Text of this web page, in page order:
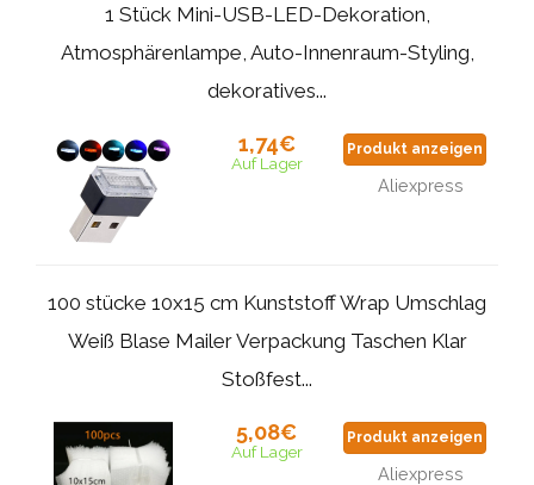
1 Stück Mini-USB-LED-Dekoration,
Atmosphärenlampe, Auto-Innenraum-Styling,
dekoratives...
1,74€
Auf Lager
Produkt anzeigen
Aliexpress
100 stücke 10x15 cm Kunststoff Wrap Umschlag
Weiß Blase Mailer Verpackung Taschen Klar
Stoßfest...
5,08€
Auf Lager
Produkt anzeigen
Aliexpress